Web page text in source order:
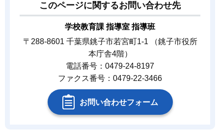
このページに関するお問い合わせ先
学校教育課 指導室 指導班
〒288-8601 千葉県銚子市若宮町1-1 （銚子市役所
本庁舎4階）
電話番号：0479-24-8197
ファクス番号：0479-22-3466
お問い合わせフォーム